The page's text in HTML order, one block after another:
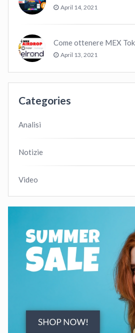
April 14, 2021
April 13, 2021
Categories
Analisi
Notizie
Video